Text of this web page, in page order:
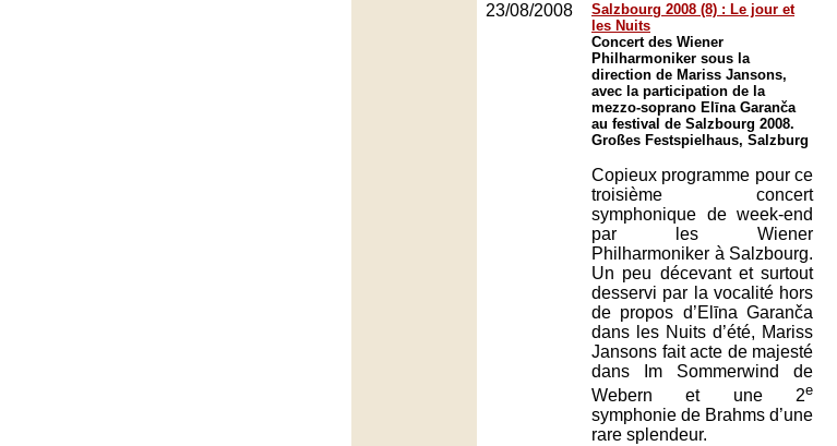
23/08/2008
Salzbourg 2008 (8) : Le jour et
les Nuits
Concert des Wiener
Philharmoniker sous la
direction de Mariss Jansons,
avec la participation de la
mezzo-soprano Elīna Garanča
au festival de Salzbourg 2008.
Großes Festspielhaus, Salzburg
Copieux programme pour ce
troisième concert
symphonique de week-end
par les Wiener
Philharmoniker à Salzbourg.
Un peu décevant et surtout
desservi par la vocalité hors
de propos d’Elīna Garanča
dans les Nuits d’été, Mariss
Jansons fait acte de majesté
dans Im Sommerwind de
Webern et une 2e
symphonie de Brahms d’une
rare splendeur.